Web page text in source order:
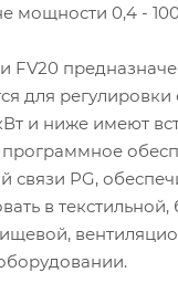
мощности 0,4 -
FV20
для
и ниже имеют
PG,
в